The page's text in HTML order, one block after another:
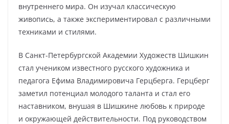
внутреннего мира. Он изучал классическую
живопись, а также экспериментировал с различными
техниками и стилями.
В Санкт-Петербургской Академии Художеств Шишкин
стал учеником известного русского художника и
педагога Ефима Владимировича Герцберга. Герцберг
заметил потенциал молодого таланта и стал его
наставником, внушая в Шишкине любовь к природе
и окружающей действительности. Под руководством